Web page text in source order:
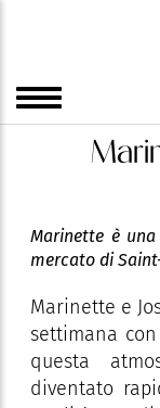
Marinette è
mercato di
Marinette e
settimana
questa
diventato